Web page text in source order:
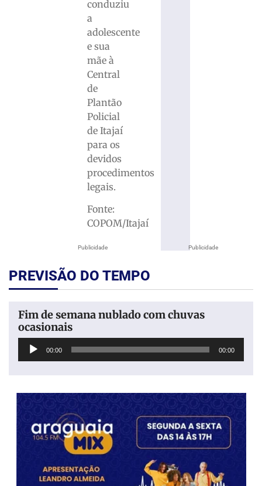
Publicidade
conduziu
a
adolescente
e sua
mãe à
Central
de
Plantão
Policial
de Itajaí
para os
devidos
procedimentos
legais.
Fonte:
COPOM/Itajaí
Publicidade
PREVISÃO DO TEMPO
Fim de semana nublado com chuvas
ocasionais
Tocador
00:00 00:00